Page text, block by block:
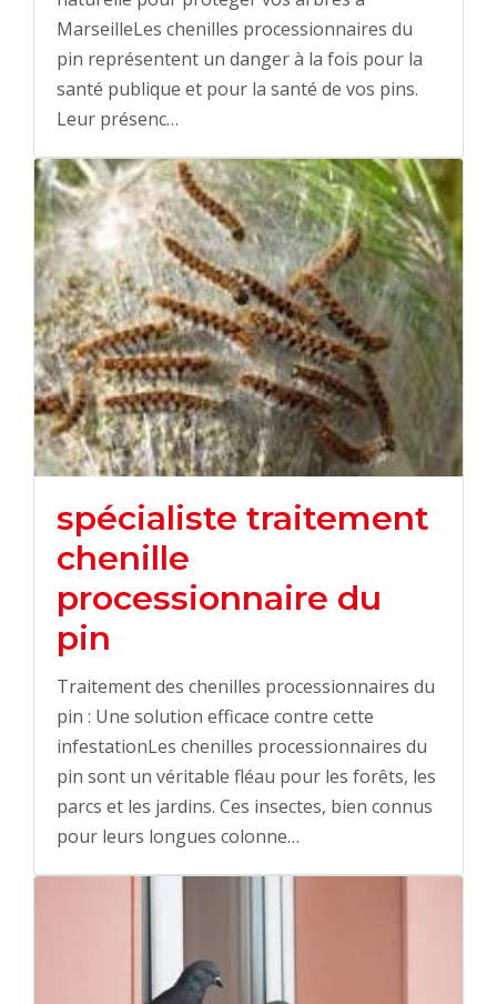
MarseilleLes chenilles processionnaires du
pin représentent un danger à la fois pour la
santé publique et pour la santé de vos pins.
Leur présenc…
spécialiste traitement
chenille
processionnaire du
pin
Traitement des chenilles processionnaires du
pin : Une solution efficace contre cette
infestationLes chenilles processionnaires du
pin sont un véritable fléau pour les forêts, les
parcs et les jardins. Ces insectes, bien connus
pour leurs longues colonne…